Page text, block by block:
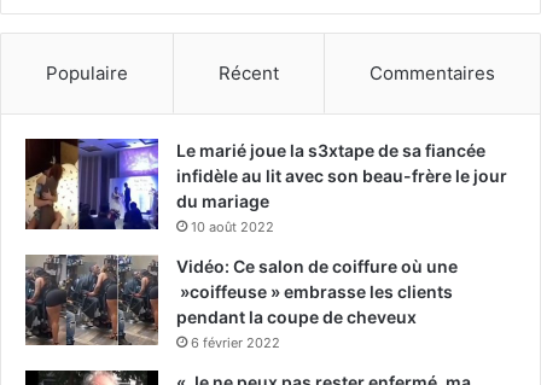
Populaire Récent Commentaires
Le marié joue la s3xtape de sa fiancée
infidèle au lit avec son beau-frère le jour
du mariage
10 août 2022
Vidéo: Ce salon de coiffure où une
»coiffeuse » embrasse les clients
pendant la coupe de cheveux
6 février 2022